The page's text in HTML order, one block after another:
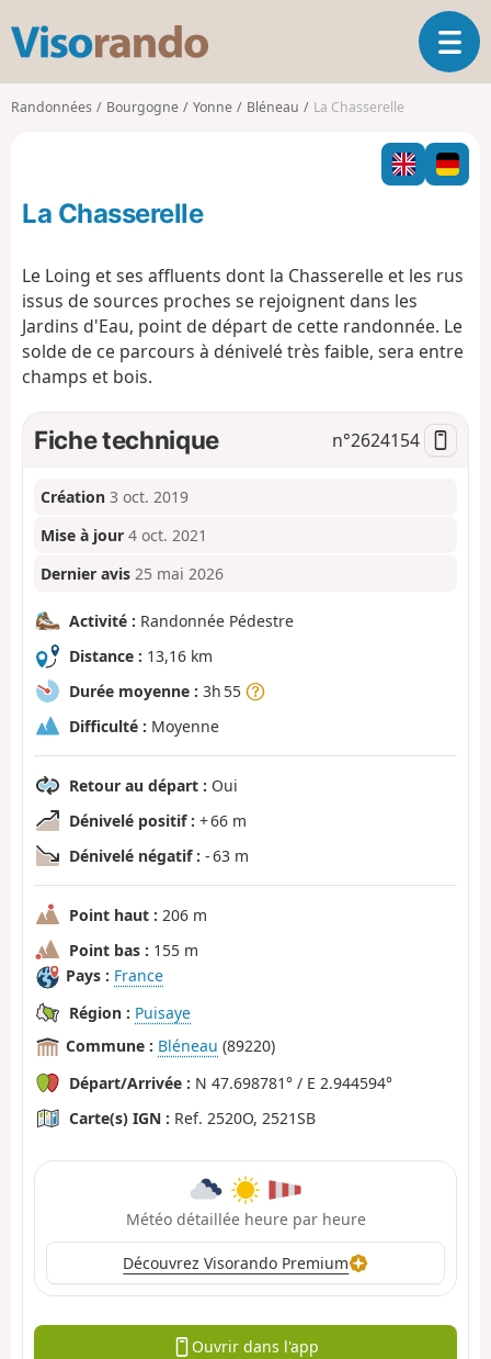
s
o
O
u
i
r
l
v
g
a
o
Randonnées Bourgogne Yonne Bléneau La Chasserelle
La Chasserelle
Le Loing et ses affluents dont la Chasserelle et les rus
issus de sources proches se rejoignent dans les
Jardins d'Eau, point de départ de cette randonnée. Le
solde de ce parcours à dénivelé très faible, sera entre
champs et bois.
Fiche technique n°2624154
Création 3 oct. 2019
Mise à jour 4 oct. 2021
Dernier avis 25 mai 2026
Activité : Randonnée Pédestre
Distance : 13,16 km
Durée moyenne : 3h 55
Difficulté : Moyenne
Retour au départ : Oui
Dénivelé positif : + 66 m
Dénivelé négatif : - 63 m
Point haut : 206 m
Point bas : 155 m
Pays : France
Région : Puisaye
Commune : Bléneau (89220)
Départ/Arrivée : N 47.698781° / E 2.944594°
Carte(s) IGN : Ref. 2520O, 2521SB
Météo détaillée heure par heure
Découvrez Visorando Premium
Ouvrir dans l'app